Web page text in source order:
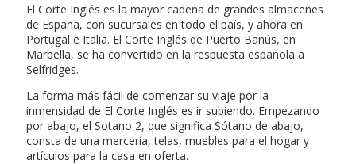
El Corte Inglés es la mayor cadena de grandes almacenes
de España, con sucursales en todo el país, y ahora en
Portugal e Italia. El Corte Inglés de Puerto Banús, en
Marbella, se ha convertido en la respuesta española a
Selfridges.
La forma más fácil de comenzar su viaje por la
inmensidad de El Corte Inglés es ir subiendo. Empezando
por abajo, el Sotano 2, que significa Sótano de abajo,
consta de una mercería, telas, muebles para el hogar y
artículos para la casa en oferta.